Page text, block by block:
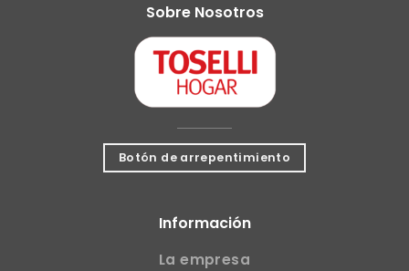
Sobre Nosotros
Botón de arrepentimiento
Información
La empresa